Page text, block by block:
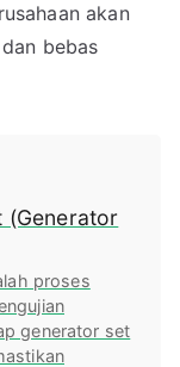
akan
bebas
(Generator
proses
generator set